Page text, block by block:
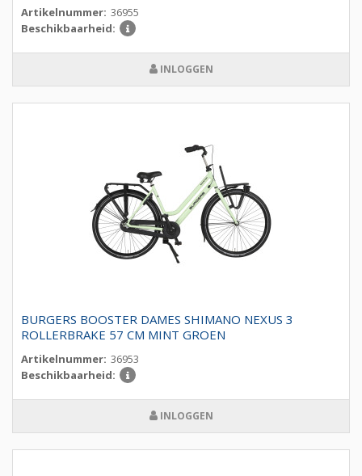
Artikelnummer: 36955
Beschikbaarheid:
INLOGGEN
BURGERS BOOSTER DAMES SHIMANO NEXUS 3
ROLLERBRAKE 57 CM MINT GROEN
Artikelnummer: 36953
Beschikbaarheid:
INLOGGEN